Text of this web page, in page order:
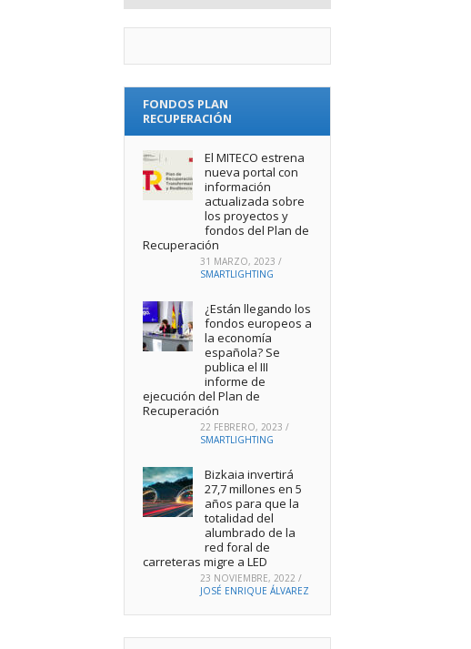
FONDOS PLAN
RECUPERACIÓN
El MITECO estrena
nueva portal con
información
actualizada sobre
los proyectos y
fondos del Plan de
Recuperación
31 MARZO, 2023 /
SMARTLIGHTING
¿Están llegando los
fondos europeos a
la economía
española? Se
publica el III
informe de
ejecución del Plan de
Recuperación
22 FEBRERO, 2023 /
SMARTLIGHTING
Bizkaia invertirá
27,7 millones en 5
años para que la
totalidad del
alumbrado de la
red foral de
carreteras migre a LED
23 NOVIEMBRE, 2022 /
JOSÉ ENRIQUE ÁLVAREZ